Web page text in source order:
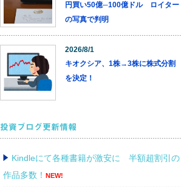
円買い50億─100億ドル ロイター
の写真で判明
2026/8/1
キオクシア、1株→3株に株式分割
を決定！
投資ブログ更新情報
Kindleにて各種書籍が激安に 半額超割引の
作品多数！ NEW!